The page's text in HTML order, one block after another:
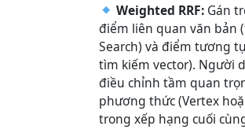
Weighted RRF:Gán
điểm liên quan văn bản
Search) và điểm tương
tìm kiếm vector). Người
điều chỉnh tầm quan
phương thức (Vertex
trong xếp hạng cuối